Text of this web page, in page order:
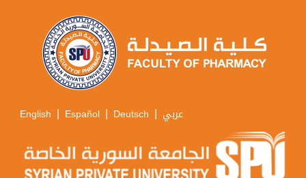
English | Español | Deutsch | عربي